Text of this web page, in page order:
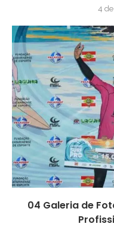
4
04 Galeria de